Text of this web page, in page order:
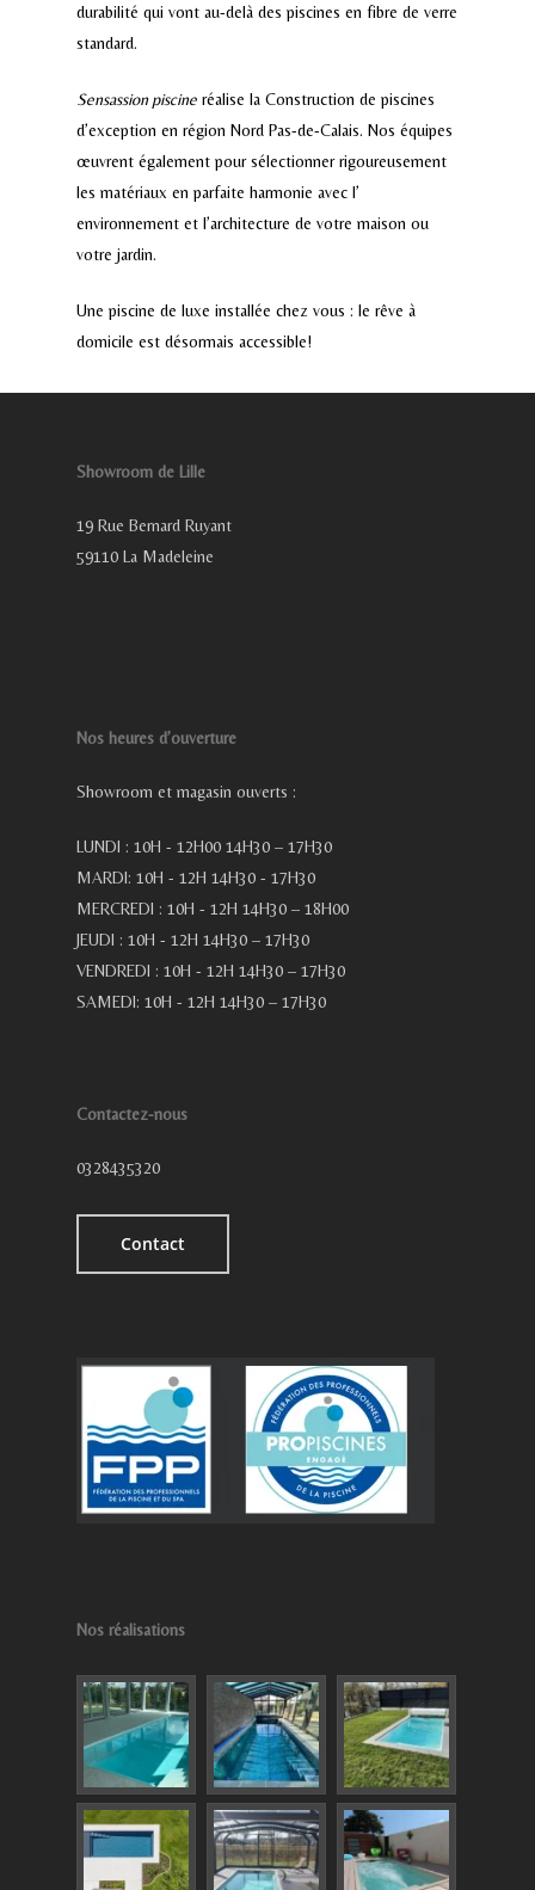
durabilité qui vont au-delà des piscines en fibre de verre
standard.
Sensassion piscine réalise laConstruction de piscines
d’exception en région Nord Pas-de-Calais. Nos équipes
œuvrent également pour sélectionner rigoureusement
les matériaux en parfaite harmonie avec l’
environnement et l’architecture de votre maison ou
votre jardin.
Une piscine de luxe installée chez vous : le rêve à
domicile est désormais accessible!
Showroom de Lille
19 Rue Bernard Ruyant
59110 La Madeleine
Nos heures d’ouverture
Showroom et magasin ouverts :
LUNDI : 10H - 12H00 14H30 – 17H30
MARDI: 10H - 12H 14H30 - 17H30
MERCREDI : 10H - 12H 14H30 – 18H00
JEUDI : 10H - 12H 14H30 – 17H30
VENDREDI : 10H - 12H 14H30 – 17H30
SAMEDI: 10H - 12H 14H30 – 17H30
Contactez-nous
0328435320
Contact
Nos réalisations